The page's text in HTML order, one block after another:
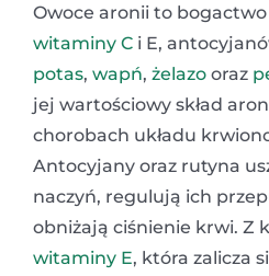
Owoce aronii to bogactwo
witaminy C i E,
potas, wapń, żelazo oraz
jej wartościowy skład
chorobach układu
Antocyjany oraz rutyna
naczyń, regulują ich
obniżają ciśnienie krwi. Z
witaminy E, która zalicza